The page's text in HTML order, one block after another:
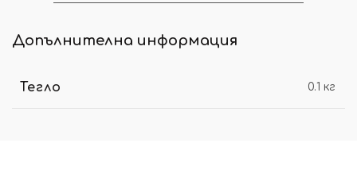
Допълнителна информация
Тегло 0.1 кг